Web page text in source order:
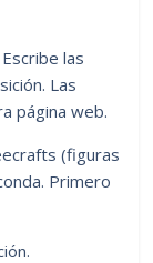
Escribe las
Las
página web.
(figuras
Primero